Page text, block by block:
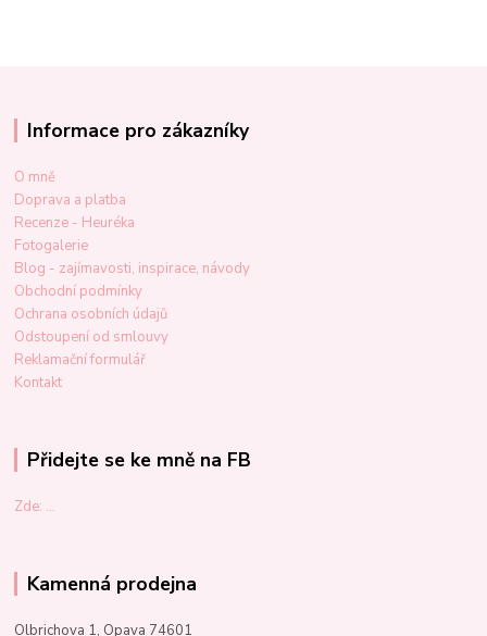
Informace pro zákazníky
O mně
Doprava a platba
Recenze - Heuréka
Fotogalerie
Blog - zajímavosti, inspirace, návody
Obchodní podmínky
Ochrana osobních údajů
Odstoupení od smlouvy
Reklamační formulář
Kontakt
Přidejte se ke mně na FB
Zde: ...
Kamenná prodejna
Olbrichova 1, Opava 74601